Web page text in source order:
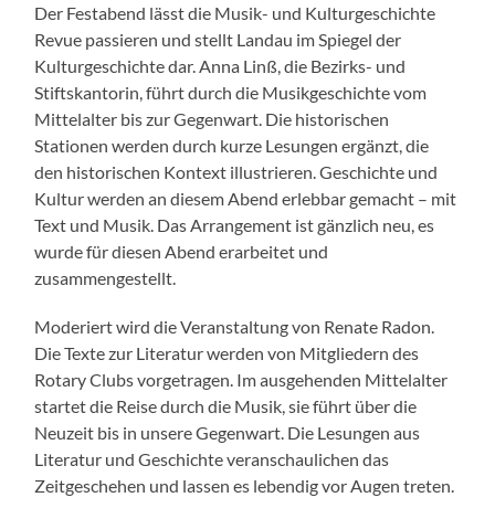
Der Festabend lässt die Musik- und Kulturgeschichte
Revue passieren und stellt Landau im Spiegel der
Kulturgeschichte dar. Anna Linß, die Bezirks- und
Stiftskantorin, führt durch die Musikgeschichte vom
Mittelalter bis zur Gegenwart. Die historischen
Stationen werden durch kurze Lesungen ergänzt, die
den historischen Kontext illustrieren. Geschichte und
Kultur werden an diesem Abend erlebbar gemacht – mit
Text und Musik. Das Arrangement ist gänzlich neu, es
wurde für diesen Abend erarbeitet und
zusammengestellt.
Moderiert wird die Veranstaltung von Renate Radon.
Die Texte zur Literatur werden von Mitgliedern des
Rotary Clubs vorgetragen. Im ausgehenden Mittelalter
startet die Reise durch die Musik, sie führt über die
Neuzeit bis in unsere Gegenwart. Die Lesungen aus
Literatur und Geschichte veranschaulichen das
Zeitgeschehen und lassen es lebendig vor Augen treten.